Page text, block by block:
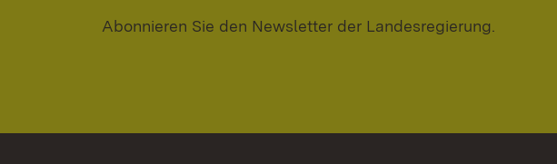
Abonnieren Sie den Newsletter der Landesregierung.